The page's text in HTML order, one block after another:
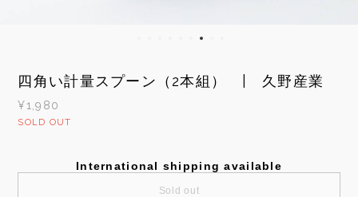
四角い計量スプーン（2本組） | 久野産業
¥1,980
SOLD OUT
International shipping available
Sold out